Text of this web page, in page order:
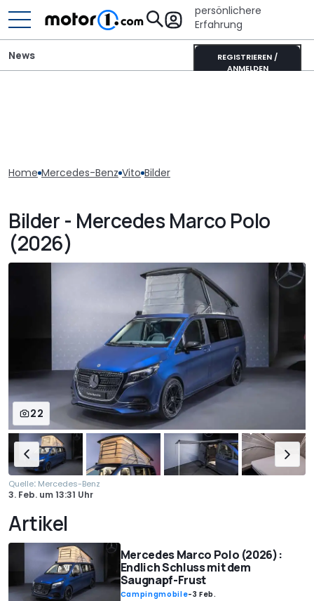
persönlichere
Erfahrung
REGISTRIEREN /
ANMELDEN
News
Home Mercedes-Benz Vito Bilder
Bilder - Mercedes Marco Polo
(2026)
22
Quelle: Mercedes-Benz
3. Feb. um13:31 Uhr
Artikel
Mercedes Marco Polo (2026):
Endlich Schluss mit dem
Saugnapf-Frust
Campingmobile-3 Feb.